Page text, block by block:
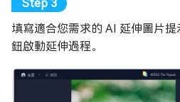
填寫適合您需求的 AI 延伸圖片
鈕啟動延伸過程。